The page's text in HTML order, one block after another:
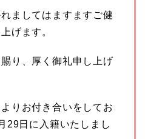
ましてはますますご健
げます。
り、厚く御礼申し上げ
りお付き合いをしてお
29日に入籍いたしまし